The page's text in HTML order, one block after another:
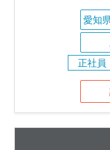
愛知
正社員